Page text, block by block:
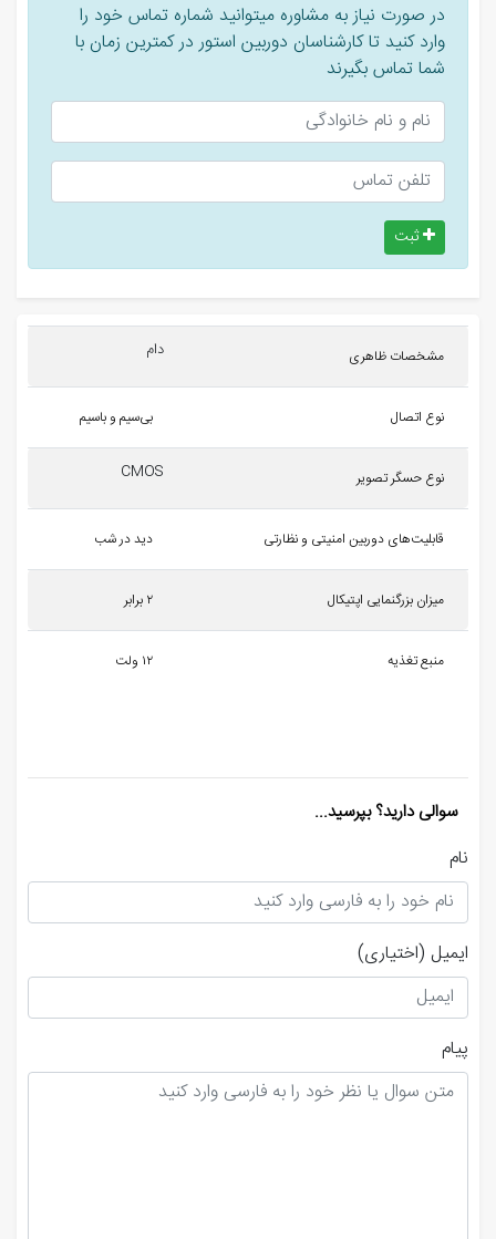
در صورت نیاز به مشاوره میتوانید شماره تماس خود را
وارد کنید تا کارشناسان دوربین استور در کمترین زمان با
شما تماس بگیرند
ثبت
مشخصات ظاهری دام
نوع اتصال بی‌سیم و باسیم
نوع حسگر تصویر CMOS
قابلیت‌های دوربین امنیتی و نظارتی دید در شب
میزان بزرگنمایی اپتیکال ۲ برابر
منبع تغذیه ۱۲ ولت
سوالی دارید؟ بپرسید...
نام
ایمیل (اختیاری)
پیام